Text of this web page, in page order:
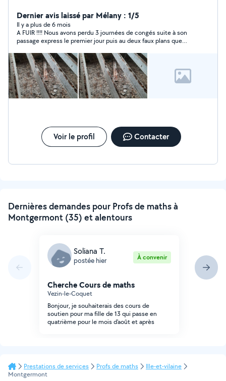
Dernier avis laissé par Mélany : 1/5
Il y a plus de 6 mois
A FUIR !!!! Nous avons perdu 3 journées de congés suite à son
passage express le premier jour puis au deux faux plans que
reçus ou en pleine nuit soit disant. Ensuite, PLUS AUCUNE
NOUVELLE du jour au lendemain, aucune réponse (on lui
demandait simplement quand est ce qu’il pensait pouvoir
revenir) !! Il est parti avec mon plan et n’a pas eu la politesse de
me le rapporter malgré ma demande ! Incorrect et pas
professionnel !!
Voir le profil Contacter
Dernières demandes pour Profs de maths à
Montgermont (35) et alentours
Soliana T.
postée hier À convenir
Cherche Cours de maths
Vezin-le-Coquet
Bonjour, je souhaiterais des cours de
soutien pour ma fille de 13 qui passe en
quatrième pour le mois d'août et après
Prestations de services Profs de maths
Ille-et-vilaine
Montgermont